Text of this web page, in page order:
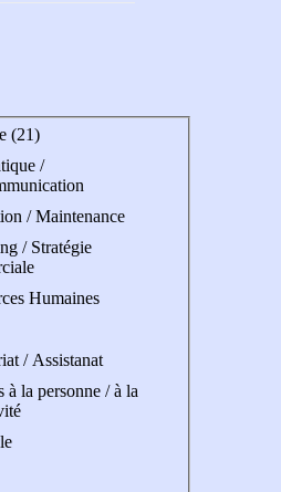
(21)
/
/ Maintenance
/ Stratégie
Humaines
/ Assistanat
à la personne / à la